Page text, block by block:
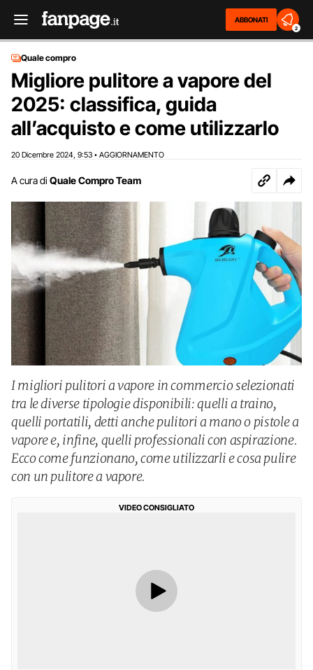
ABBONATI
2
Quale compro
Migliore pulitore a vapore del
2025: classifica, guida
all’acquisto e come utilizzarlo
20 Dicembre 2024 9:53 • AGGIORNAMENTO
A cura di Quale Compro Team
I migliori pulitori a vapore in commercio selezionati
tra le diverse tipologie disponibili: quelli a traino,
quelli portatili, detti anche pulitori a mano o pistole a
vapore e, infine, quelli professionali con aspirazione.
Ecco come funzionano, come utilizzarli e cosa pulire
con un pulitore a vapore.
VIDEO CONSIGLIATO